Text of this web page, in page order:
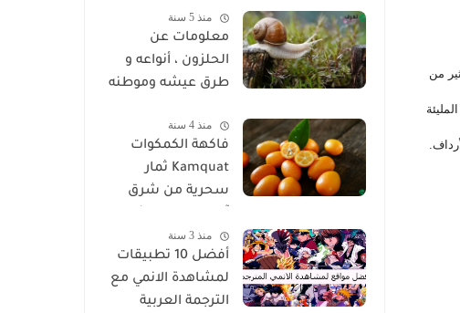
منذ 5 سنة
معلومات عن
الحلزون ، أنواعه و
طرق عيشه وموطنه
منذ 4 سنة
فاكهة الكمكوات
Kamquat ثمار
سحرية من شرق
غير عادية
منذ 3 سنة
أفضل 10 تطبيقات
لمشاهدة الانمي مع
الترجمة العربية